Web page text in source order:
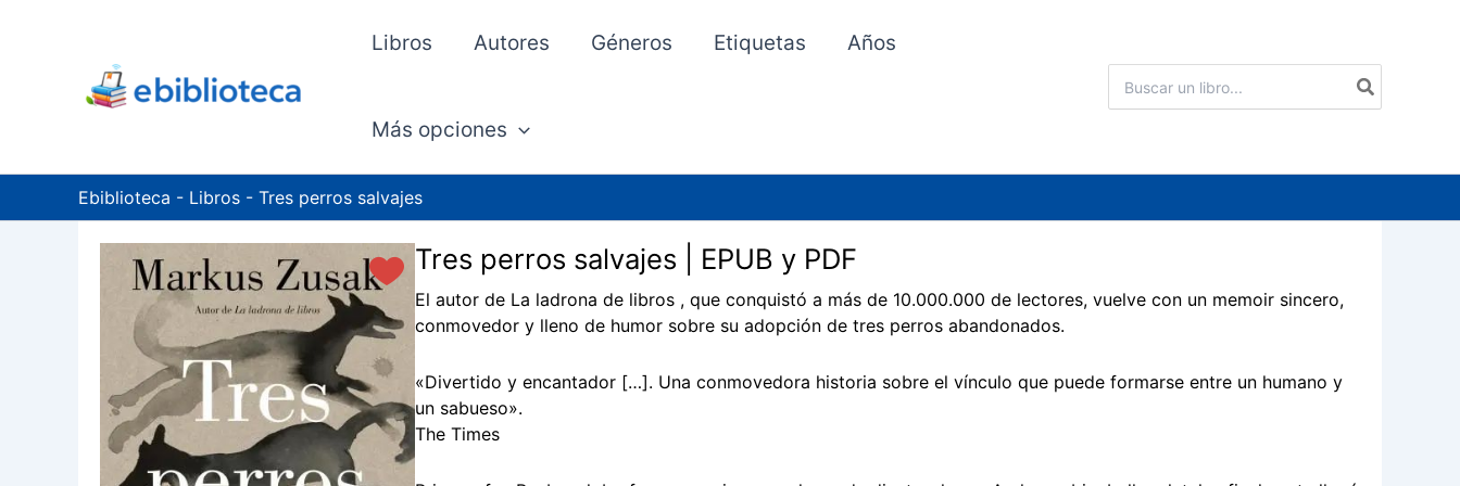
Libros Autores Géneros Etiquetas Años
Más opciones
por:
Ebiblioteca - Libros - Tres perros salvajes
Tres perros salvajes | EPUB y PDF
El autor de La ladrona de libros , que conquistó a más de 10.000.000 de lectores, vuelve con un memoir sincero,
conmovedor y lleno de humor sobre su adopción de tres perros abandonados.
«Divertido y encantador […]. Una conmovedora historia sobre el vínculo que puede formarse entre un humano y
un sabueso».
The Times